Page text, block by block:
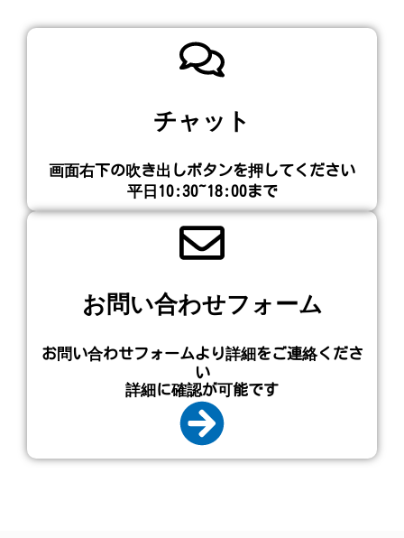
チャット
画面右下の吹き出しボタンを押してください​
平日10:30~18:00まで
お問い合わせフォーム
お問い合わせフォームより詳細をご連絡くださ
い
詳細に確認が可能です